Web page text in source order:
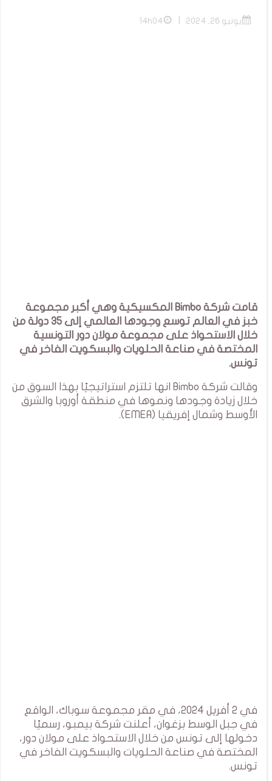
يونيو 26, 2024 14h04
قامت شركة Bimbo المكسيكية وهي أكبر مجموعة
خبز في العالم توسع وجودها العالمي إلى 35 دولة من
خلال الاستحواذ على مجموعة مولان دور التونسية
المختصة في صناعة الحلويات والبسكويت الفاخر في
تونس.
وقالت شركة Bimbo انها تلتزم استراتيجيًا بهذا السوق من
خلال زيادة وجودها ونموها في منطقة أوروبا والشرق
الأوسط وشمال إفريقيا (EMEA).
في 2 أفريل 2024، في مقر مجموعة سوباك، الواقع
في جبل الوسط بزغوان، أعلنت شركة بيمبو، رسميًا
دخولها إلى تونس من خلال الاستحواذ على مولان دور،
المختصة في صناعة الحلويات والبسكويت الفاخر في
تونس.